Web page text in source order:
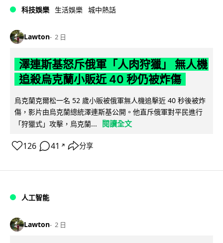
科技娛樂 生活娛樂 城中熱話
Lawton 2 日
澤連斯基怒斥俄軍「人肉狩獵」 無人機
追殺烏克蘭小販近 40 秒仍被炸傷
烏克蘭克爾松一名 52 歲小販被俄軍無人機追擊近 40 秒後被炸
傷，影片由烏克蘭總統澤連斯基公開。他直斥俄軍對平民進行
「狩獵式」攻擊，烏克蘭...
閱讀全文
126 41 ↗ 分享
人工智能
Lawton 2 日